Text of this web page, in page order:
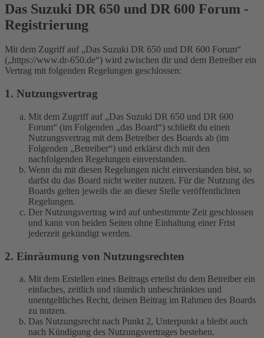
Das Suzuki DR 650 und DR 600 Forum -
Registrierung
Mit dem Zugriff auf „Das Suzuki DR 650 und DR 600 Forum“
(„https://www.dr-650.de“) wird zwischen dir und dem Betreiber ein
Vertrag mit folgenden Regelungen geschlossen:
1. Nutzungsvertrag
Mit dem Zugriff auf „Das Suzuki DR 650 und DR 600
Forum“ (im Folgenden „das Board“) schließt du einen
Nutzungsvertrag mit dem Betreiber des Boards ab (im
Folgenden „Betreiber“) und erklärst dich mit den
nachfolgenden Regelungen einverstanden.
Wenn du mit diesen Regelungen nicht einverstanden bist, so
darfst du das Board nicht weiter nutzen. Für die Nutzung des
Boards gelten jeweils die an dieser Stelle veröffentlichten
Regelungen.
Der Nutzungsvertrag wird auf unbestimmte Zeit geschlossen
und kann von beiden Seiten ohne Einhaltung einer Frist
jederzeit gekündigt werden.
2. Einräumung von Nutzungsrechten
Mit dem Erstellen eines Beitrags erteilst du dem Betreiber ein
einfaches, zeitlich und räumlich unbeschränktes und
unentgeltliches Recht, deinen Beitrag im Rahmen des Boards
zu nutzen.
Das Nutzungsrecht nach Punkt 2, Unterpunkt a bleibt auch
nach Kündigung des Nutzungsvertrages bestehen.